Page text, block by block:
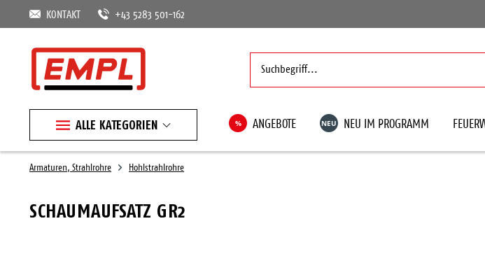
KONTAKT +43 5283 501-162
ALLE KATEGORIEN % ANGEBOTE NEU NEU IM PROGRAMM
Armaturen, Strahlrohre Hohlstrahlrohre
SCHAUMAUFSATZ GR2